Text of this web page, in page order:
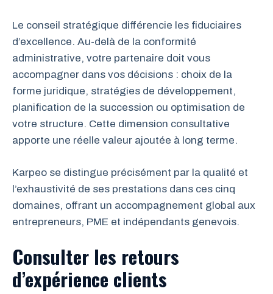
Le conseil stratégique différencie les fiduciaires
d’excellence. Au-delà de la conformité
administrative, votre partenaire doit vous
accompagner dans vos décisions : choix de la
forme juridique, stratégies de développement,
planification de la succession ou optimisation de
votre structure. Cette dimension consultative
apporte une réelle valeur ajoutée à long terme.
Karpeo se distingue précisément par la qualité et
l’exhaustivité de ses prestations dans ces cinq
domaines, offrant un accompagnement global aux
entrepreneurs, PME et indépendants genevois.
Consulter les retours
d’expérience clients